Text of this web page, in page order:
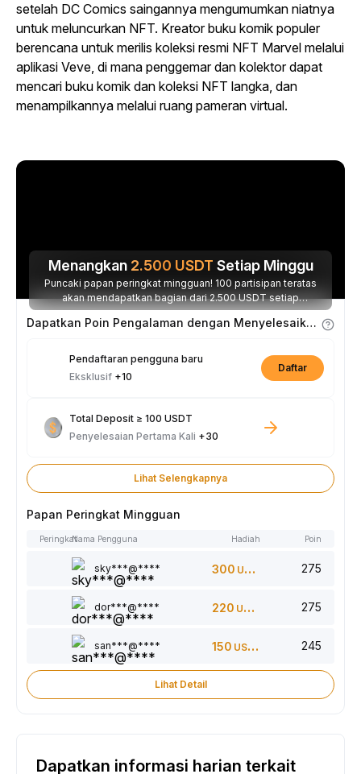
setelah DC Comics saingannya mengumumkan niatnya
untuk meluncurkan NFT. Kreator buku komik populer
berencana untuk merilis koleksi resmi NFT Marvel melalui
aplikasi Veve, di mana penggemar dan kolektor dapat
mencari buku komik dan koleksi NFT langka, dan
menampilkannya melalui ruang pameran virtual.
Menangkan 2.500 USDT Setiap Minggu
Puncaki papan peringkat mingguan! 100 partisipan teratas
akan mendapatkan bagian dari 2.500 USDT setiap
minggunya.
Dapatkan Poin Pengalaman dengan Menyelesaikan Tugas
Pendaftaran pengguna baru
Eksklusif +10
Daftar
Total Deposit ≥ 100 USDT
Penyelesaian Pertama Kali +30
Lihat Selengkapnya
Papan Peringkat Mingguan
PeringkatNama Pengguna Hadiah Poin
sky***@**** 300 USDT 275
dor***@**** 220 USDT 275
san***@**** 150 USDT 245
Lihat Detail
Dapatkan informasi harian terkait